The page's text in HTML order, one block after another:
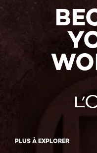
PLUS À EXPLORER